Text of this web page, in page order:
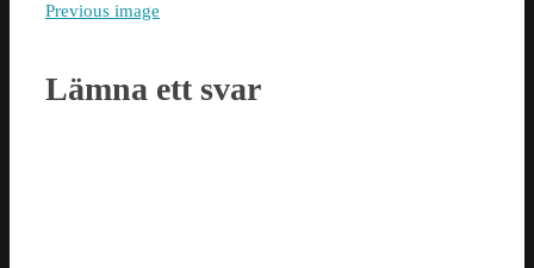
Previous image
Lämna ett svar